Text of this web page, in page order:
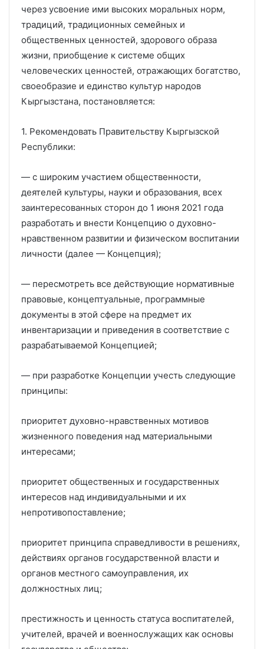
через усвоение ими высоких моральных норм,
традиций, традиционных семейных и
общественных ценностей, здорового образа
жизни, приобщение к системе общих
человеческих ценностей, отражающих богатство,
своеобразие и единство культур народов
Кыргызстана, постановляется:
1. Рекомендовать Правительству Кыргызской
Республики:
— с широким участием общественности,
деятелей культуры, науки и образования, всех
заинтересованных сторон до 1 июня 2021 года
разработать и внести Концепцию о духовно-
нравственном развитии и физическом воспитании
личности (далее — Концепция);
— пересмотреть все действующие нормативные
правовые, концептуальные, программные
документы в этой сфере на предмет их
инвентаризации и приведения в соответствие с
разрабатываемой Концепцией;
— при разработке Концепции учесть следующие
принципы:
приоритет духовно-нравственных мотивов
жизненного поведения над материальными
интересами;
приоритет общественных и государственных
интересов над индивидуальными и их
непротивопоставление;
приоритет принципа справедливости в решениях,
действиях органов государственной власти и
органов местного самоуправления, их
должностных лиц;
престижность и ценность статуса воспитателей,
учителей, врачей и военнослужащих как основы